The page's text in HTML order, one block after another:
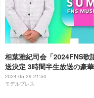
相葉雅紀司会「2024FNS歌
送決定 3時間半生放送の豪
ップ
2024.05.29 21:50
モデルプレス